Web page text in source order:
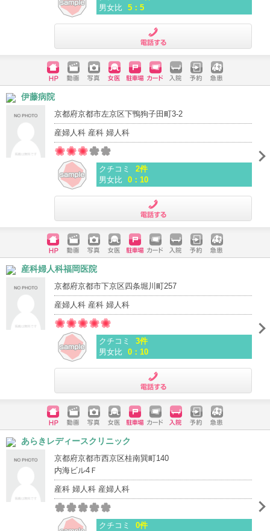
男女比 5：5
ホームペ
ージ
動画 写真 女医 駐車場
クレジッ
入院 予約 急患
伊藤病院
京都府京都市左京区下鴨狗子田町3-2
産婦人科 産科 婦人科
クチコミ
2件
男女比 0：10
ホームペ
ージ
動画 写真 女医 駐車場
クレジッ
入院 予約 急患
産科婦人科福岡医院
京都府京都市下京区四条堀川町257
産婦人科 産科 婦人科
クチコミ
3件
男女比 0：10
ホームペ
ージ
動画 写真 女医 駐車場
クレジッ
入院 予約 急患
あらきレディースクリニック
京都府京都市西京区桂南巽町140
内海ビル4Ｆ
産科 婦人科 産婦人科
クチコミ
0件